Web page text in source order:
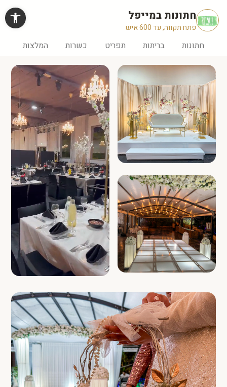
פתח
Skip
content
חתונות במייפל
חתונות בריתות תפריט כשרות המלצות